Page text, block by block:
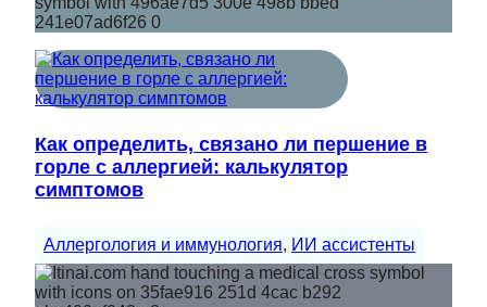
Как определить, связано ли першение в
горле с аллергией: калькулятор
симптомов
Аллергология и иммунология, ИИ ассистенты